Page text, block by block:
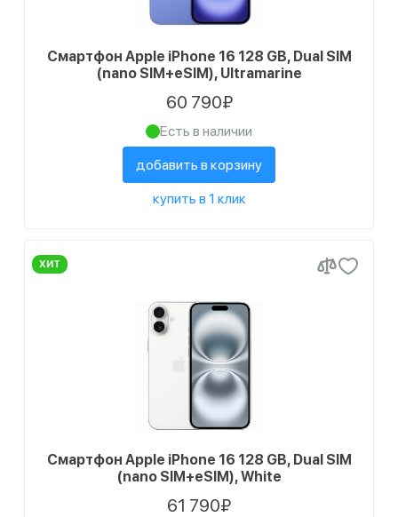
Смартфон Apple iPhone 16 128 GB, Dual SIM
(nano SIM+eSIM), Ultramarine
60 790₽
Есть в наличии
добавить в корзину
купить в 1 клик
ХИТ
Смартфон Apple iPhone 16 128 GB, Dual SIM
(nano SIM+eSIM), White
61 790₽